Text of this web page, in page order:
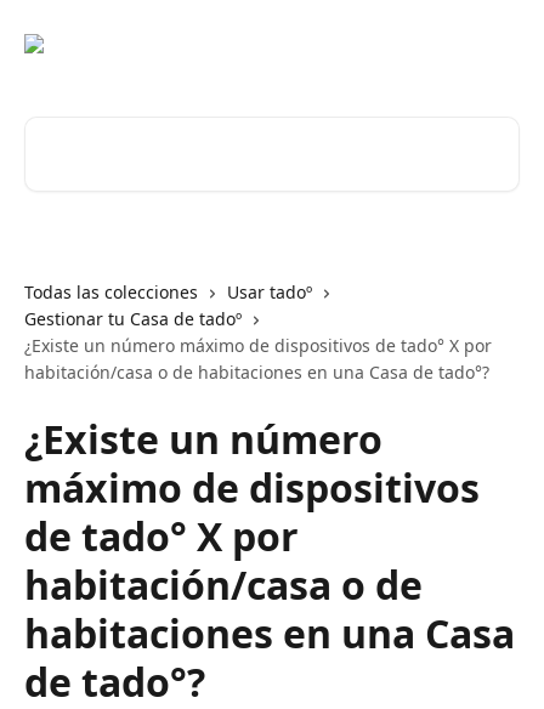
Todas las colecciones
Usar tadoº
Gestionar tu Casa de tadoº
¿Existe un número máximo de dispositivos de tado° X por
habitación/casa o de habitaciones en una Casa de tado°?
¿Existe un número
máximo de dispositivos
de tado° X por
habitación/casa o de
habitaciones en una Casa
de tado°?